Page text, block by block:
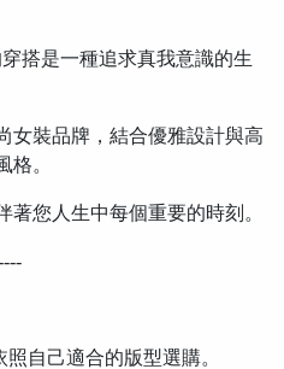
搭是一種追求真我意識的生
女裝品牌，結合優雅設計與高
格。
您人生中每個重要的時刻。
自己適合的版型選購。